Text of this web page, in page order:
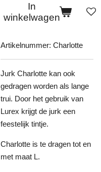
In
winkelwagen
Artikelnummer: Charlotte
Jurk Charlotte kan ook
gedragen worden als lange
trui. Door het gebruik van
Lurex krijgt de jurk een
feestelijk tintje.
Charlotte is te dragen tot en
met maat L.